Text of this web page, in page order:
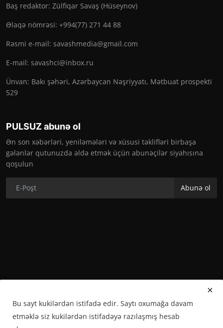
Baş redaktor: Zülfiqar Savaş (Hüseynov)
Əlaqə nömrəsi: +994(77) 271 44 88
Rəsmi e-mail: savashmedia@gmail.com
E-mail: savashci@inbox.ru
Ünvan: Bakı şəhəri, Azərbaycan Nəşriyyatı, Mətbuat prospekti
529
PULSUZ abunə ol
Ən son xəbərləri, yeniləmələri və xüsusi təklifləri birbaşa
gələnlər qutunuzda əldə etmək üçün abunəçilər siyahısına
qoşulun
Abunə ol
Bu sayt kukilərdən istifadə edir. Saytı oxumağa davam
etməklə siz kukilərdən istifadəyə razılaşmış hesab